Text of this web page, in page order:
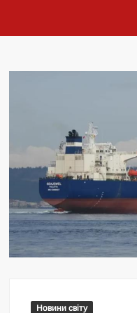
Новини світу